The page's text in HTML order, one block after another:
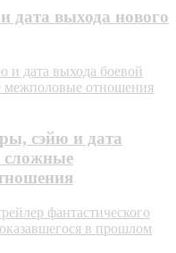
дата выхода нового
дата выхода боевой
межполовые отношения
сэйю и дата
сложные
фантастического
в прошлом